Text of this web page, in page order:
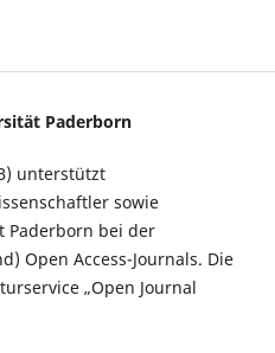
Paderborn
unterstützt
sowie
Paderborn bei der
Open Access-Journals. Die
„Open Journal